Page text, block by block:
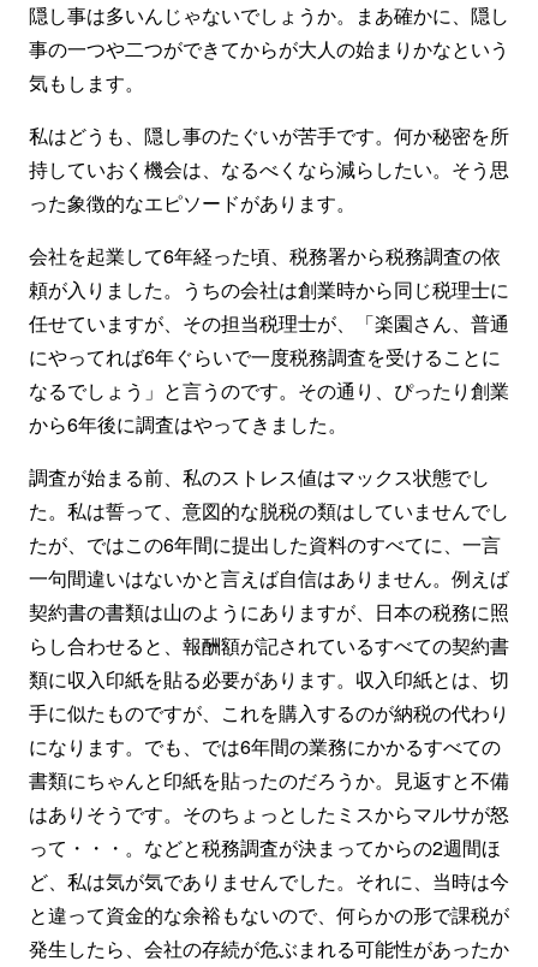
隠し事は多いんじゃないでしょうか。まあ確かに、隠し
事の一つや二つができてからが大人の始まりかなという
気もします。
私はどうも、隠し事のたぐいが苦手です。何か秘密を所
持していおく機会は、なるべくなら減らしたい。そう思
った象徴的なエピソードがあります。
会社を起業して6年経った頃、税務署から税務調査の依
頼が入りました。うちの会社は創業時から同じ税理士に
任せていますが、その担当税理士が、「楽園さん、普通
にやってれば6年ぐらいで一度税務調査を受けることに
なるでしょう」と言うのです。その通り、ぴったり創業
から6年後に調査はやってきました。
調査が始まる前、私のストレス値はマックス状態でし
た。私は誓って、意図的な脱税の類はしていませんでし
たが、ではこの6年間に提出した資料のすべてに、一言
一句間違いはないかと言えば自信はありません。例えば
契約書の書類は山のようにありますが、日本の税務に照
らし合わせると、報酬額が記されているすべての契約書
類に収入印紙を貼る必要があります。収入印紙とは、切
手に似たものですが、これを購入するのが納税の代わり
になります。でも、では6年間の業務にかかるすべての
書類にちゃんと印紙を貼ったのだろうか。見返すと不備
はありそうです。そのちょっとしたミスからマルサが怒
って・・・。などと税務調査が決まってからの2週間ほ
ど、私は気が気でありませんでした。それに、当時は今
と違って資金的な余裕もないので、何らかの形で課税が
発生したら、会社の存続が危ぶまれる可能性があったか